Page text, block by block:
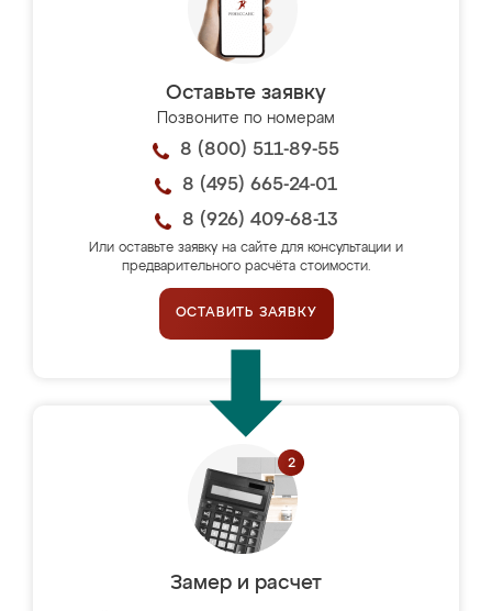
Оставьте заявку
Позвоните по номерам
8 (800) 511-89-55
8 (495) 665-24-01
8 (926) 409-68-13
Или оставьте заявку на сайте для консультации и
предварительного расчёта стоимости.
ОСТАВИТЬ ЗАЯВКУ
Замер и расчет